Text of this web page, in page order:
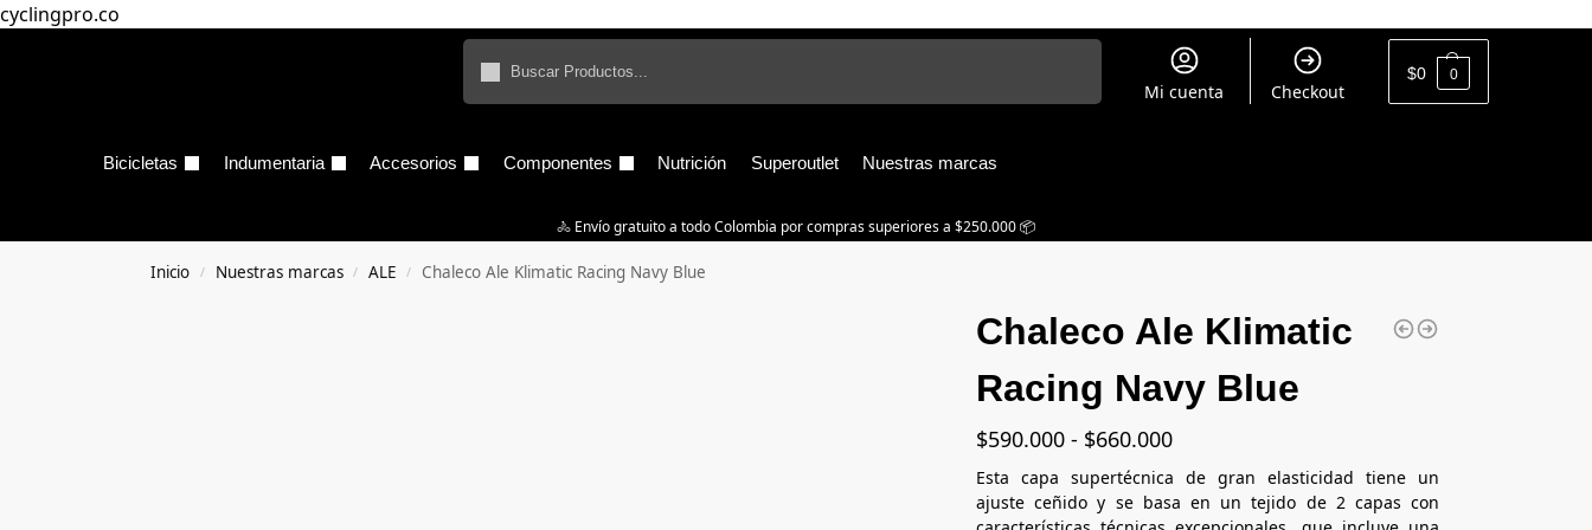
cyclingpro.co
Mi cuenta Checkout
$0 0
Bicicletas Indumentaria Accesorios Componentes Nutrición Superoutlet Nuestras marcas
🚴‍ Envío gratuito a todo Colombia por compras superiores a $250.000 📦
Inicio / Nuestras marcas / ALE / Chaleco Ale Klimatic Racing Navy Blue
Chaleco Ale Klimatic
Racing Navy Blue
$590.000 - $660.000
Esta capa supertécnica de gran elasticidad tiene un
ajuste ceñido y se basa en un tejido de 2 capas con